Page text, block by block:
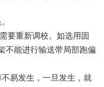
要重新调校。如选用固
不能进行输送带局部跑偏
易发生，一旦发生，就